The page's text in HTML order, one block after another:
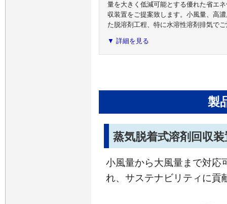
量を大きく低減可能とする優れた省エ
収装置をご提案致します。小風量、高
た脱溶剤工程、特に水溶性溶剤排気で
▼ 詳細を見る
製
蒸気脱着式溶剤回収装
小風量から大風量まで対応
れ、サステナビリティに貢